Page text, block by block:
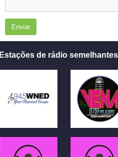
Enviar
Estações de rádio semelhantes